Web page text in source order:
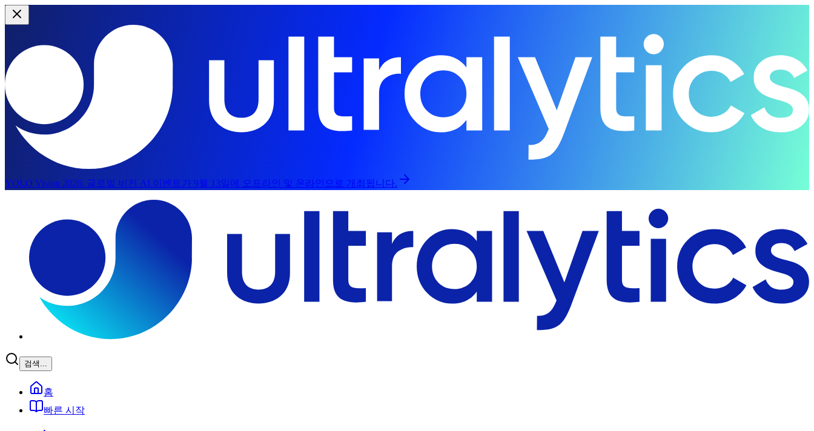
YOLO Vision 2026: 글로벌 비전 AI 이벤트가 9월 13일에 오프라인 및 온라인으로 개최됩니다.
검색...
홈
빠른 시작